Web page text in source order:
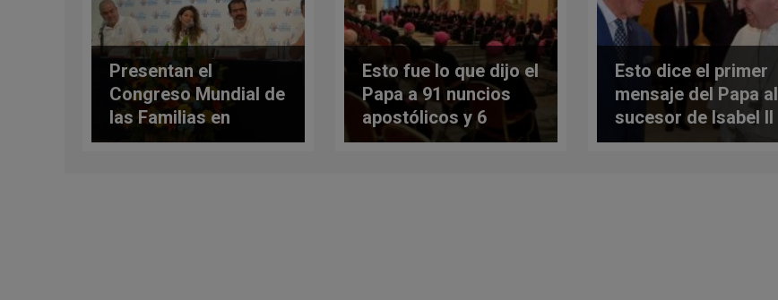
Presentan el
Congreso Mundial de
las Familias en
Ciudad de México
Esto fue lo que dijo el
Papa a 91 nuncios
apostólicos y 6
observadores
Esto dice el primer
mensaje del Papa al
sucesor de Isabel II
de Inglaterra: el rey